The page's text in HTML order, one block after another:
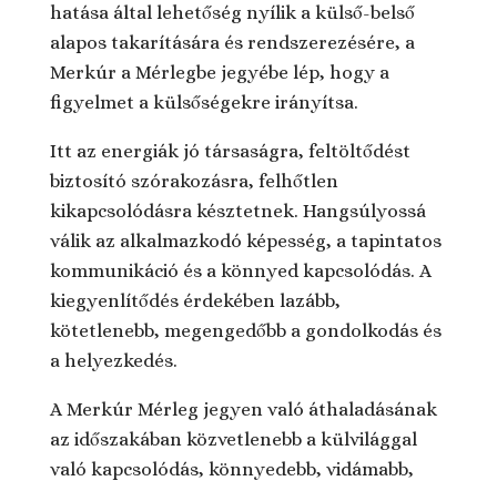
hatása által lehetőség nyílik a külső-belső
alapos takarítására és rendszerezésére, a
Merkúr a Mérlegbe jegyébe lép, hogy a
figyelmet a külsőségekre irányítsa.
Itt az energiák jó társaságra, feltöltődést
biztosító szórakozásra, felhőtlen
kikapcsolódásra késztetnek. Hangsúlyossá
válik az alkalmazkodó képesség, a tapintatos
kommunikáció és a könnyed kapcsolódás. A
kiegyenlítődés érdekében lazább,
kötetlenebb, megengedőbb a gondolkodás és
a helyezkedés.
A Merkúr Mérleg jegyen való áthaladásának
az időszakában közvetlenebb a külvilággal
való kapcsolódás, könnyedebb, vidámabb,